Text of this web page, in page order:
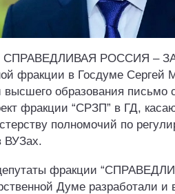
СПРАВЕДЛИВАЯ РОССИЯ –
фракции в Госдуме Сергей
высшего образования письмо
фракции “СРЗП” в ГД,
полномочий по
ВУЗах.
депутаты фракции
Думе разработали и